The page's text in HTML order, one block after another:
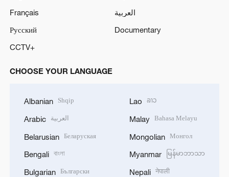
Français
العربية
Русский
Documentary
CCTV+
CHOOSE YOUR LANGUAGE
Albanian Shqip
Arabic العربية
Belarusian Беларуская
Bengali বাংলা
Bulgarian Български
Lao ລາວ
Malay Bahasa Melayu
Mongolian Монгол
Myanmar မြန်မာဘာသာ
Nepali नेपाली